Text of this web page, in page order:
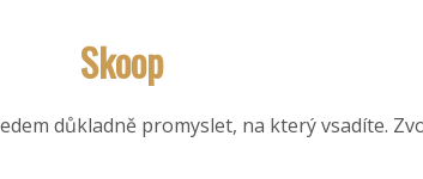
Skoop
důkladně promyslet, na který vsadíte.